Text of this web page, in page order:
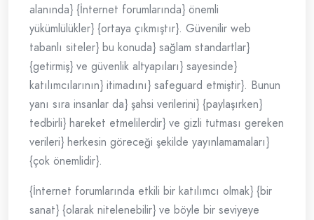
alanında} {İnternet forumlarında} önemli
yükümlülükler} {ortaya çıkmıştır}. Güvenilir web
tabanlı siteler} bu konuda} sağlam standartlar}
{getirmiş} ve güvenlik altyapıları} sayesinde}
katılımcılarının} itimadını} safeguard etmiştir}. Bunun
yanı sıra insanlar da} şahsi verilerini} {paylaşırken}
tedbirli} hareket etmelilerdir} ve gizli tutması gereken
verileri} herkesin göreceği şekilde yayınlamamaları}
{çok önemlidir}.
{İnternet forumlarında etkili bir katılımcı olmak} {bir
sanat} {olarak nitelenebilir} ve böyle bir seviyeye